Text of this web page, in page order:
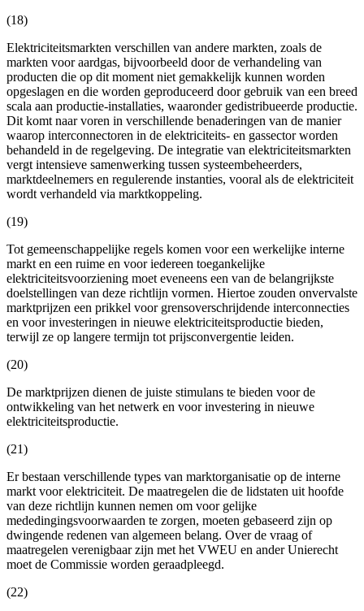
(18)
Elektriciteitsmarkten verschillen van andere markten, zoals de
markten voor aardgas, bijvoorbeeld door de verhandeling van
producten die op dit moment niet gemakkelijk kunnen worden
opgeslagen en die worden geproduceerd door gebruik van een breed
scala aan productie-installaties, waaronder gedistribueerde productie.
Dit komt naar voren in verschillende benaderingen van de manier
waarop interconnectoren in de elektriciteits- en gassector worden
behandeld in de regelgeving. De integratie van elektriciteitsmarkten
vergt intensieve samenwerking tussen systeembeheerders,
marktdeelnemers en regulerende instanties, vooral als de elektriciteit
wordt verhandeld via marktkoppeling.
(19)
Tot gemeenschappelijke regels komen voor een werkelijke interne
markt en een ruime en voor iedereen toegankelijke
elektriciteitsvoorziening moet eveneens een van de belangrijkste
doelstellingen van deze richtlijn vormen. Hiertoe zouden onvervalste
marktprijzen een prikkel voor grensoverschrijdende interconnecties
en voor investeringen in nieuwe elektriciteitsproductie bieden,
terwijl ze op langere termijn tot prijsconvergentie leiden.
(20)
De marktprijzen dienen de juiste stimulans te bieden voor de
ontwikkeling van het netwerk en voor investering in nieuwe
elektriciteitsproductie.
(21)
Er bestaan verschillende types van marktorganisatie op de interne
markt voor elektriciteit. De maatregelen die de lidstaten uit hoofde
van deze richtlijn kunnen nemen om voor gelijke
mededingingsvoorwaarden te zorgen, moeten gebaseerd zijn op
dwingende redenen van algemeen belang. Over de vraag of
maatregelen verenigbaar zijn met het VWEU en ander Unierecht
moet de Commissie worden geraadpleegd.
(22)